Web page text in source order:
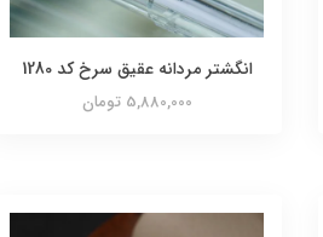
انگشتر مردانه عقیق سرخ کد 1280
5,880,000 تومان